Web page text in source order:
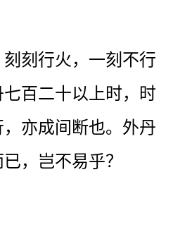
刻行火，一刻不行
百二十以上时，时
亦成间断也。外丹
，岂不易乎？